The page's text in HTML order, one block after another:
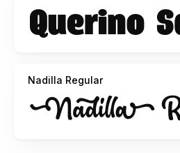
"komersil", alias tidak
dari hasil memanfaatkan/
untuk individu, Agensi Desain
2. DILARANG KERAS
font ini untuk kepeluan Komersial,
Promosi, TV, Film, Video, Motion
Nadilla Regular